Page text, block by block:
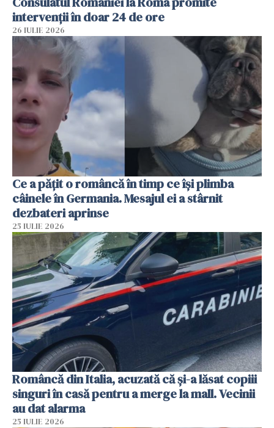
intervenții în doar 24 de ore
26 IULIE 2026
Ce a pățit o româncă în timp ce își plimba
câinele în Germania. Mesajul ei a stârnit
dezbateri aprinse
25 IULIE 2026
Româncă din Italia, acuzată că și-a lăsat copiii
singuri în casă pentru a merge la mall. Vecinii
au dat alarma
25 IULIE 2026